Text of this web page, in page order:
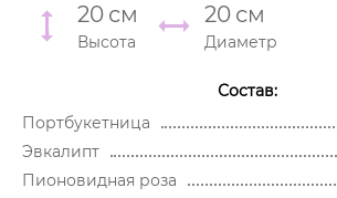
20 см
Высота
20 см
Диаметр
Состав:
Портбукетница
Эвкалипт
Пионовидная роза